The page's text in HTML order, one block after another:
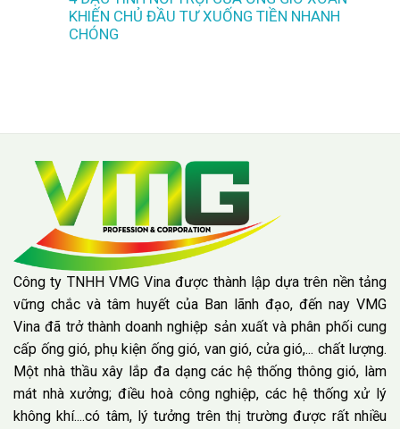
KHIẾN CHỦ ĐẦU TƯ XUỐNG TIỀN NHANH
CHÓNG
Công ty TNHH VMG Vina được thành lập dựa trên nền tảng
vững chắc và tâm huyết của Ban lãnh đạo, đến nay VMG
Vina đã trở thành doanh nghiệp sản xuất và phân phối cung
cấp ống gió, phụ kiện ống gió, van gió, cửa gió,... chất lượng.
Một nhà thầu xây lắp đa dạng các hệ thống thông gió, làm
mát nhà xưởng; điều hoà công nghiệp, các hệ thống xử lý
không khí....có tâm, lý tưởng trên thị trường được rất nhiều